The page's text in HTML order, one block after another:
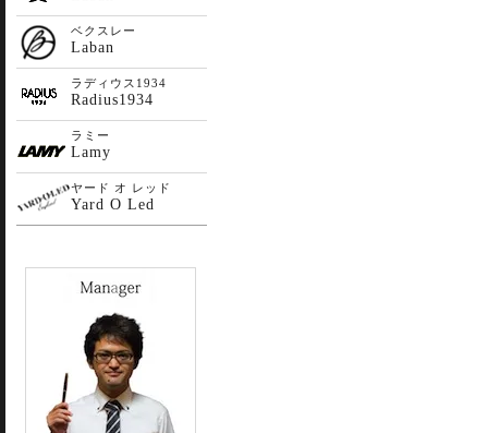
ベクスレー
Laban
ラディウス1934
Radius1934
ラミー
Lamy
ヤード オ レッド
Yard O Led